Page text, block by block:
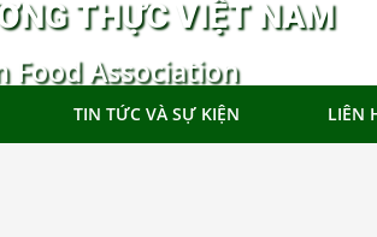
THỰC VIỆT NAM
Food Association
TIN TỨC VÀ SỰ KIỆN LIÊN